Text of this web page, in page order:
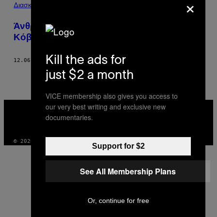
POSTS
BY
THIS
AUTHOR
Διασκέδαση
Άνθρωποι που Άλλαξαν τη Zωή τους
Kόβοντας το Aλκοόλ και τα Nαρκωτικά
12.06.16 ΚΕΊΜΕΝΟBRYONY STONE
VICE
MEDIA
© 2026 VICE DIGITAL PUBLISHING, LLC
×
Kill the ads for
just $2 a month
VICE membership also gives you access to
our very best writing and exclusive new
documentaries.
Support for $2
See All Membership Plans
Or, continue for free